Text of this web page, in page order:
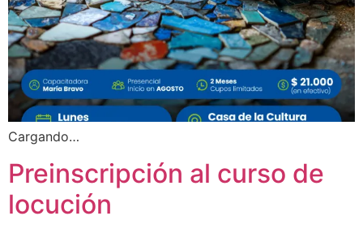
Cargando…
Preinscripción al curso de
locución